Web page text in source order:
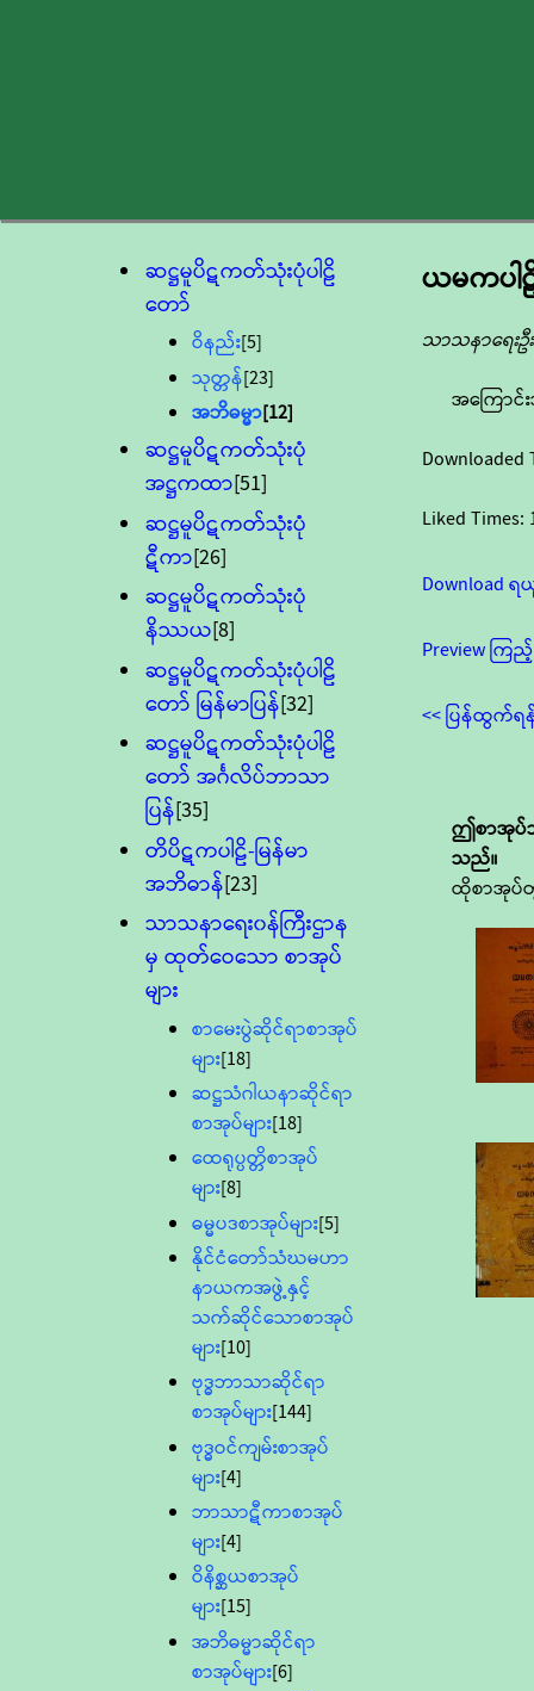
ဆဋ္ဌမူပိဋကတ်သုံးပုံပါဠိ
တော်
ဝိနည်း[5]
သုတ္တန်[23]
အဘိဓမ္မာ[12]
ဆဋ္ဌမူပိဋကတ်သုံးပုံ
အဋ္ဌကထာ[51]
ဆဋ္ဌမူပိဋကတ်သုံးပုံ
ဋီကာ[26]
ဆဋ္ဌမူပိဋကတ်သုံးပုံ
နိဿယ[8]
ဆဋ္ဌမူပိဋကတ်သုံးပုံပါဠိ
တော် မြန်မာပြန်[32]
ဆဋ္ဌမူပိဋကတ်သုံးပုံပါဠိ
တော် အင်္ဂလိပ်ဘာသာ
ပြန်[35]
တိပိဋကပါဠိ-မြန်မာ
အဘိဓာန်[23]
သာသနာရေး၀န်ကြီးဌာန
မှ ထုတ်ဝေသော စာအုပ်
များ
စာမေးပွဲဆိုင်ရာစာအုပ်
များ[18]
ဆဋ္ဌသံဂါယနာဆိုင်ရာ
စာအုပ်များ[18]
ထေရုပ္ပတ္တိစာအုပ်
များ[8]
ဓမ္မပဒစာအုပ်များ[5]
နိုင်ငံတော်သံဃမဟာ
နာယကအဖွဲ့နှင့်
သက်ဆိုင်သောစာအုပ်
များ[10]
ဗုဒ္ဓဘာသာဆိုင်ရာ
စာအုပ်များ[144]
ဗုဒ္ဓဝင်ကျမ်းစာအုပ်
များ[4]
ဘာသာဋီကာစာအုပ်
များ[4]
ဝိနိစ္ဆယစာအုပ်
များ[15]
အဘိဓမ္မာဆိုင်ရာ
စာအုပ်များ[6]
ယမကပါ
သာသနာရေးဦ
အကြောင်
Downloaded
Liked Times:
Download
Preview ကြ
<< ပြန်ထွက်ရ
ဤစာအုပ်
သည်။
ထိုစာအုပ်တွဲ